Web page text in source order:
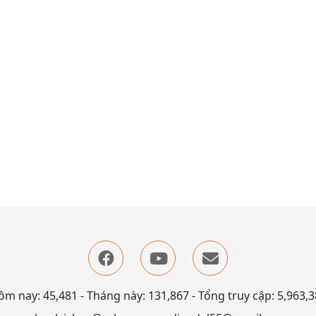
nay: 45,481 - Tháng này: 131,867 - Tổng truy cập: